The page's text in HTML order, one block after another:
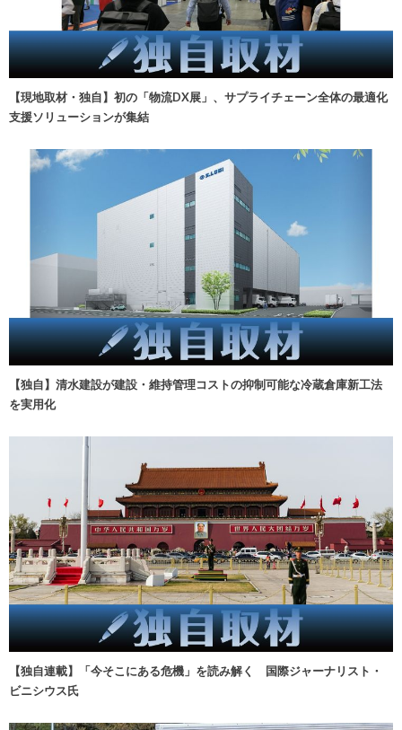
【現地取材・独自】初の「物流DX展」、サプライチェーン全体の最適化
支援ソリューションが集結
【独自】清水建設が建設・維持管理コストの抑制可能な冷蔵倉庫新工法
を実用化
【独自連載】「今そこにある危機」を読み解く 国際ジャーナリスト・
ビニシウス氏